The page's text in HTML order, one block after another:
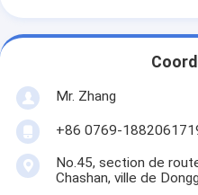
Soudeuse de cadre
Mr. Zhang
+86 0769-
No.45, section de
Chashan, ville de